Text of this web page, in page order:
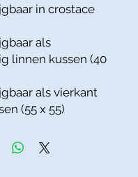
in crostace
als
linnen kussen (40
als vierkant
(55 x 55)